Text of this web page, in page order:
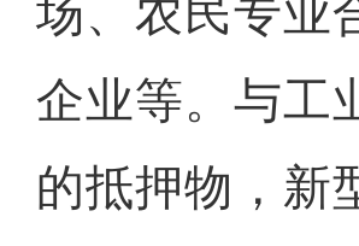
场、农民专业
企业等。与工
的抵押物，新